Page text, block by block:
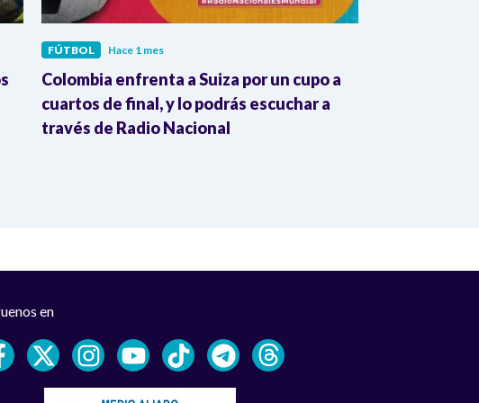
FÚTBOL Hace 1 mes
Colombia enfrenta a Suiza por un cupo a
cuartos de final, y lo podrás escuchar a
través de Radio Nacional
en